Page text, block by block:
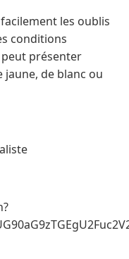
les oublis
conditions
présenter
de blanc ou